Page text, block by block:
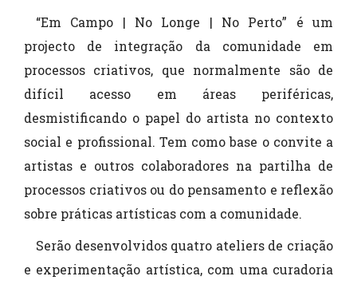
“Em Campo | No Longe | No Perto” é um
projecto de integração da comunidade em
processos criativos, que normalmente são de
difícil acesso em áreas periféricas,
desmistificando o papel do artista no contexto
social e profissional. Tem como base o convite a
artistas e outros colaboradores na partilha de
processos criativos ou do pensamento e reflexão
sobre práticas artísticas com a comunidade.
Serão desenvolvidos quatro ateliers de criação
e experimentação artística, com uma curadoria